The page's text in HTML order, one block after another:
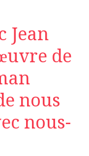
Jean
de
nous
nous-